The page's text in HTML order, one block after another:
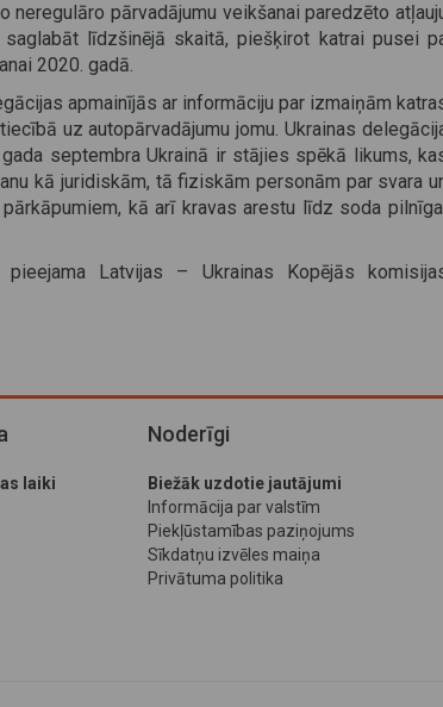
neregulāro pārvadājumu veikšanai paredzēto
līdzšinējā skaitā, piešķirot katrai pusei
2020. gadā.
apmainījās ar informāciju par izmaiņām
uz autopārvadājumu jomu. Ukrainas
septembra Ukrainā ir stājies spēkā likums,
kā juridiskām, tā fiziskām personām par svara
kā arī kravas arestu līdz soda
Latvijas – Ukrainas Kopējās
laiki
Noderīgi
Biežāk uzdotie jautājumi
Informācija par valstīm
Piekļūstamības paziņojums
Sīkdatņu izvēles maiņa
Privātuma politika